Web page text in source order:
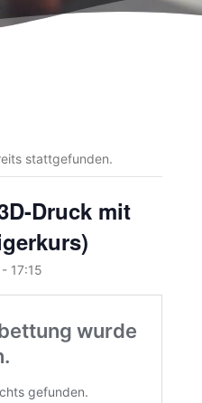
stattgefunden.
Druck mit
- 17:15